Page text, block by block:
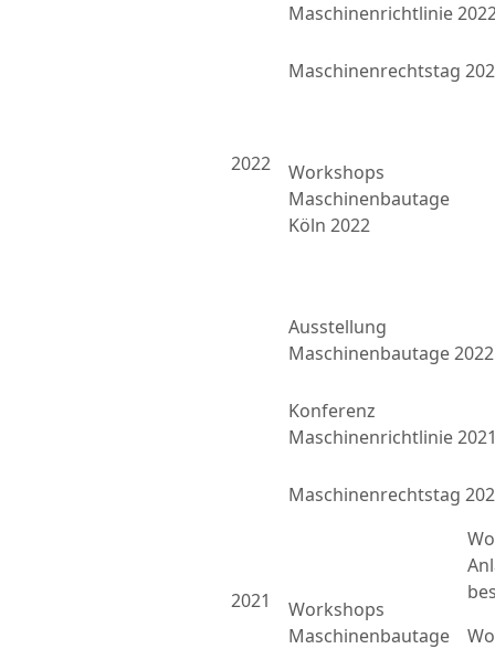
2022
Maschinenrichtlinie
Maschinenrechtstag
Workshops
Maschinenbautage
Köln 2022
Ausstellung
Maschinenbautage 2022
2021
Konferenz
Maschinenrichtlinie
Maschinenrechtstag
Workshops
Maschinenbautage